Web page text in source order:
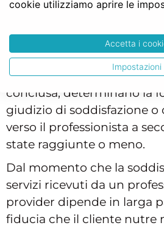
elevato livello di
inevitabilmente impatta
di rischio, che sulla
aspettative. Aspettative
conclusa, determinano la
giudizio di soddisfazione o
verso il professionista a
state raggiunte o meno.
Dal momento che la
servizi ricevuti da un
provider dipende in larga
fiducia che il cliente nutre
cookie utilizziamo aprire le
Accetta i
Impostazioni